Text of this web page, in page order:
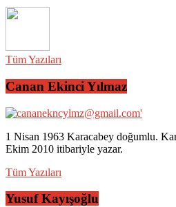
Tüm Yazıları
Canan Ekinci Yılmaz
1 Nisan 1963 Karacabey doğumlu.
Ekim 2010 itibariyle yazar.
Tüm Yazıları
Yusuf Kayışoğlu